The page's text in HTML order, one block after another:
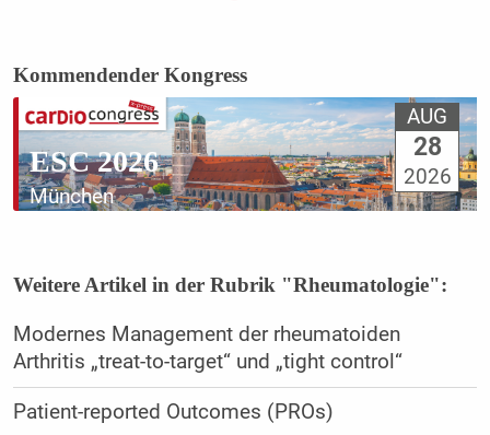
Kommendender Kongress
ESC 2026
München
AUG
28
2026
Weitere Artikel in der Rubrik "Rheumatologie":
Modernes Management der rheumatoiden
Arthritis „treat-to-target“ und „tight control“
Patient-reported Outcomes (PROs)